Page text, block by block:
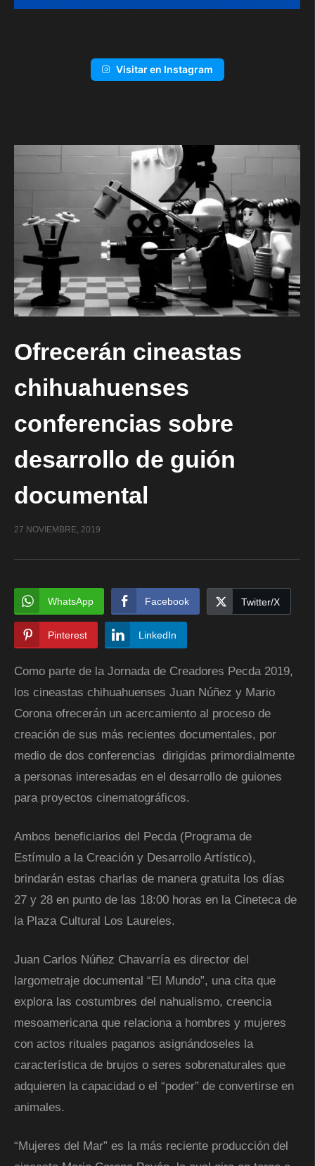
Visitar en Instagram
Ofrecerán cineastas
chihuahuenses
conferencias sobre
desarrollo de guión
documental
27 NOVIEMBRE, 2019
WhatsApp Facebook Twitter/X
Pinterest LinkedIn
Como parte de la Jornada de Creadores Pecda 2019,
los cineastas chihuahuenses Juan Núñez y Mario
Corona ofrecerán un acercamiento al proceso de
creación de sus más recientes documentales, por
medio de dos conferencias dirigidas primordialmente
a personas interesadas en el desarrollo de guiones
para proyectos cinematográficos.
Ambos beneficiarios del Pecda (Programa de
Estímulo a la Creación y Desarrollo Artístico),
brindarán estas charlas de manera gratuita los días
27 y 28 en punto de las 18:00 horas en la Cineteca de
la Plaza Cultural Los Laureles.
Juan Carlos Núñez Chavarría es director del
largometraje documental “El Mundo”, una cita que
explora las costumbres del nahualismo, creencia
mesoamericana que relaciona a hombres y mujeres
con actos rituales paganos asignándoseles la
característica de brujos o seres sobrenaturales que
adquieren la capacidad o el “poder” de convertirse en
animales.
“Mujeres del Mar” es la más reciente producción del